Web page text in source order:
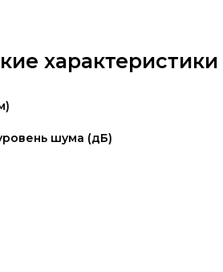
характеристики
шума (дБ)